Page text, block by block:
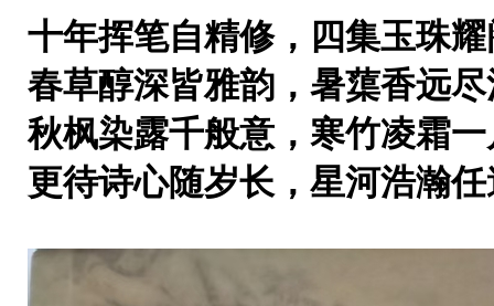
十年挥笔自精修，四集玉珠
春草醇深皆雅韵，暑蕖香远
秋枫染露千般意，寒竹凌霜
更待诗心随岁长，星河浩瀚